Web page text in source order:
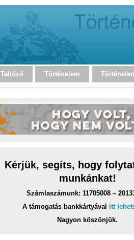
Tallózó Történelem
Kérjük, segíts, hogy
munkánkat!
Számlaszámunk: 11705008 –
A támogatás bankkártyával itt
Nagyon köszönjük.